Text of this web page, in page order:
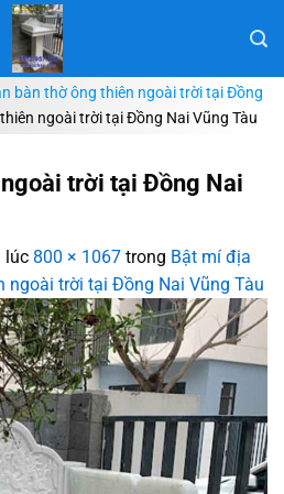
bàn thờ ông thiên ngoài trời tại Đồng
ngoài trời tại Đồng Nai Vũng Tàu
trời tại Đồng Nai
lúc 800 × 1067 trong Bật mí địa
ngoài trời tại Đồng Nai Vũng Tàu